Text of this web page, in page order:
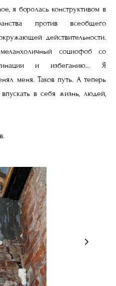
я боролась конструктивом в
против всеобщего
действительности.
социофоб со
и избеганию... Я
меня. Таков путь. А теперь
в себя жизнь, людей,